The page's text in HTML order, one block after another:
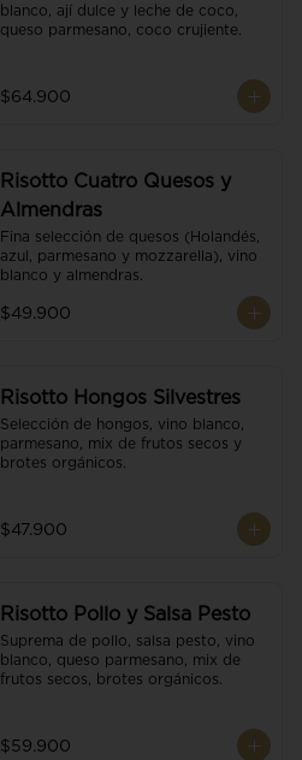
blanco, ají dulce y leche de coco,
queso parmesano, coco crujiente.
$64.900
Risotto Cuatro Quesos y
Almendras
Fina selección de quesos (Holandés,
azul, parmesano y mozzarella), vino
blanco y almendras.
$49.900
Risotto Hongos Silvestres
Selección de hongos, vino blanco,
parmesano, mix de frutos secos y
brotes orgánicos.
$47.900
Risotto Pollo y Salsa Pesto
Suprema de pollo, salsa pesto, vino
blanco, queso parmesano, mix de
frutos secos, brotes orgánicos.
$59.900